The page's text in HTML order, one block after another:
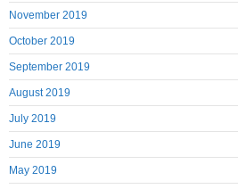
November 2019
October 2019
September 2019
August 2019
July 2019
June 2019
May 2019